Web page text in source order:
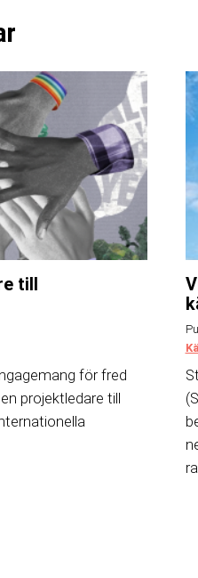
till
för fred
projektledare till